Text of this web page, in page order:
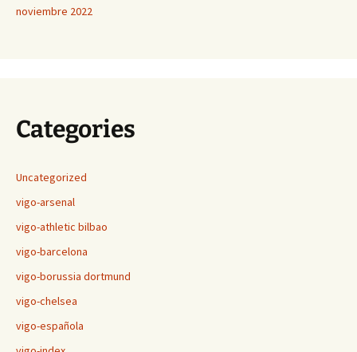
noviembre 2022
Categories
Uncategorized
vigo-arsenal
vigo-athletic bilbao
vigo-barcelona
vigo-borussia dortmund
vigo-chelsea
vigo-española